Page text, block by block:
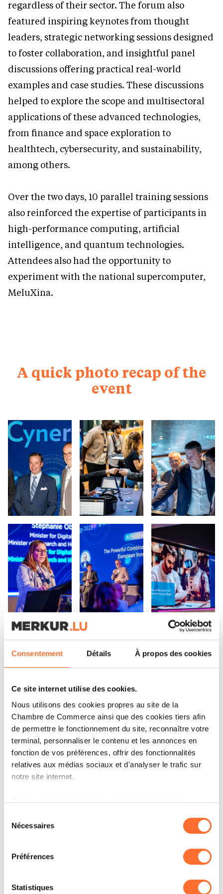
Consentement Détails À propos des cookies
Ce site internet utilise des cookies.
Nous utilisons des cookies propres au site de la
Chambre de Commerce ainsi que des cookies tiers afin
de permettre le fonctionnement du site, reconnaître votre
terminal, personnaliser le contenu et les annonces en
fonction de vos préférences, offrir des fonctionnalités
relatives aux médias sociaux et d'analyser le trafic sur
notre site internet.
Grâce au présent bandeau, vous pouvez accepter,
à l’exception des cookies strictement nécessaires au
fonctionnement du site. Une description des différents
cookies est accessible sous l’onglet « Détails » ci-
dessus.
Il est précisé que la navigation sur le site et certaines
Nécessaires
Préférences
Statistiques
regardless of their sector. The forum also
featured inspiring keynotes from thought
leaders, strategic networking sessions designed
to foster collaboration, and insightful panel
discussions offering practical real-world
examples and case studies. These discussions
helped to explore the scope and multisectoral
applications of these advanced technologies,
from finance and space exploration to
healthtech, cybersecurity, and sustainability,
among others.
Over the two days, 10 parallel training sessions
also reinforced the expertise of participants in
high-performance computing, artificial
intelligence, and quantum technologies.
Attendees also had the opportunity to
experiment with the national supercomputer,
MeluXina.
A quick photo recap of the
event
Open image in lightboxOpen image in lightboxOpen image in
Open image in lightboxOpen image in lightboxOpen image in
Open image in lightbox Open image in